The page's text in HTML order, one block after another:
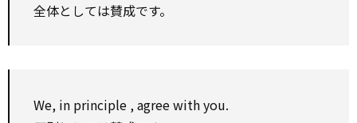
全体としては賛成です。
We, in principle ,agree withyou.